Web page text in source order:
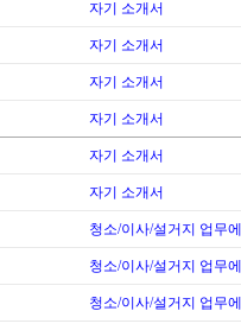
자기 소개서
자기 소개서
자기 소개서
자기 소개서
자기 소개서
자기 소개서
청소/이사/설거지 업무
청소/이사/설거지 업무
청소/이사/설거지 업무